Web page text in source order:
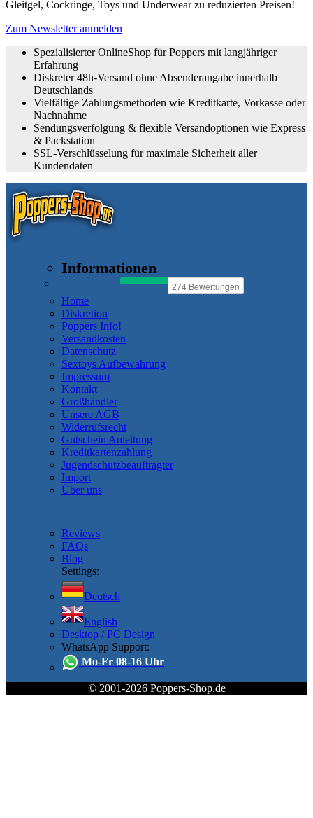
Gleitgel, Cockringe, Toys und Underwear zu reduzierten Preisen!
Zum Newsletter anmelden
Spezialisierter OnlineShop für Poppers mit langjähriger
Erfahrung
Diskreter 48h-Versand ohne Absenderangabe innerhalb
Deutschlands
Vielfältige Zahlungsmethoden wie Kreditkarte, Vorkasse oder
Nachnahme
Sendungsverfolgung & flexible Versandoptionen wie Express
& Packstation
SSL-Verschlüsselung für maximale Sicherheit aller
Kundendaten
Informationen
Home
Diskretion
Poppers Info!
Versandkosten
Datenschutz
Sextoys Aufbewahrung
Impressum
Kontakt
Großhändler
Unsere AGB
Widerrufsrecht
Gutschein Anleitung
Kreditkartenzahlung
Jugendschutzbeauftragter
Import
Über uns
Reviews
FAQs
Blog
Settings:
Deutsch
English
Desktop / PC Design
WhatsApp Support:
Mo-Fr 08-16 Uhr
© 2001-2026 Poppers-Shop.de